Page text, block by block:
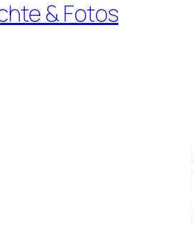
& Fotos